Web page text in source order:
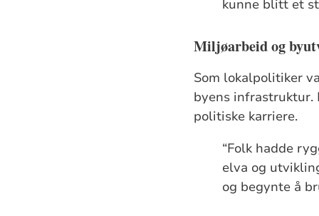
kunne blitt et
Miljøarbeid og
Som lokalpolitiker
byens infrastruktur.
politiske karriere.
“Folk hadde
elva og
og begynte å